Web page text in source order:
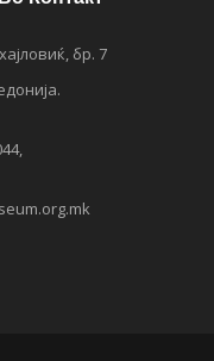
бр. 7